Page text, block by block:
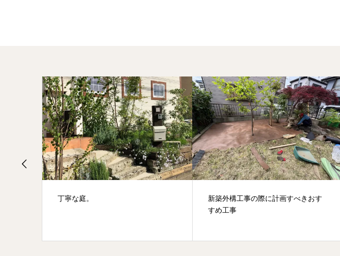
丁寧な庭。
新築外構工事の際に計画すべきおす
すめ工事